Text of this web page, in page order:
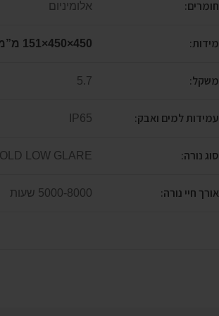
חומרים: אלומיניום
מידות: 450×450×151 מ”מ
משקל: 5.7
עמידות למים ואבק: IP65
סוג נורה: LOW GLARE
אורך חיי נורה: 5000-8000 שעות